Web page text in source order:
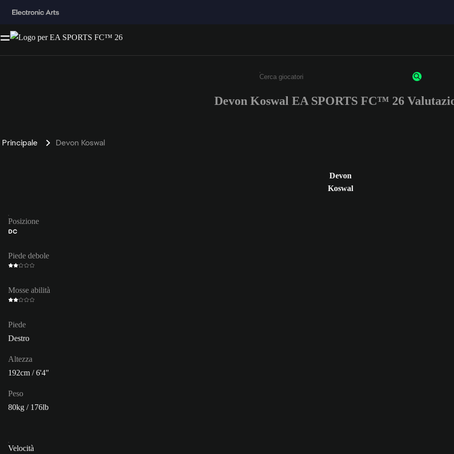
Inserisci un minimo di 3 caratteri o numeri.
Devon Koswal EA SPORTS FC™ 26
Principale Devon Koswal
Devon
Koswal
Posizione
DC
Piede debole
Mosse abilità
Piede
Destro
Altezza
192cm / 6'4"
Peso
80kg / 176lb
Velocità